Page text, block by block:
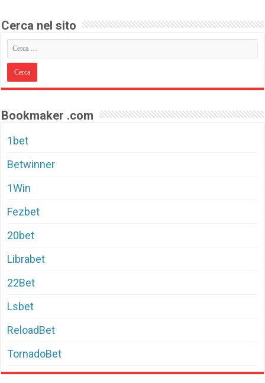
Cerca nel sito
Bookmaker .com
1bet
Betwinner
1Win
Fezbet
20bet
Librabet
22Bet
Lsbet
ReloadBet
TornadoBet